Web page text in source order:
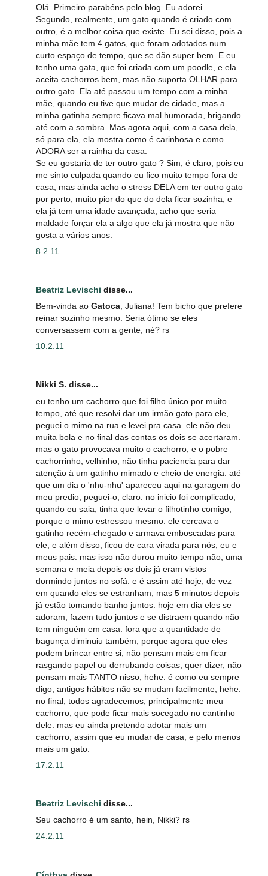
Olá. Primeiro parabéns pelo blog. Eu adorei.
Segundo, realmente, um gato quando é criado com
outro, é a melhor coisa que existe. Eu sei disso, pois a
minha mãe tem 4 gatos, que foram adotados num
curto espaço de tempo, que se dão super bem. E eu
tenho uma gata, que foi criada com um poodle, e ela
aceita cachorros bem, mas não suporta OLHAR para
outro gato. Ela até passou um tempo com a minha
mãe, quando eu tive que mudar de cidade, mas a
minha gatinha sempre ficava mal humorada, brigando
até com a sombra. Mas agora aqui, com a casa dela,
só para ela, ela mostra como é carinhosa e como
ADORA ser a rainha da casa.
Se eu gostaria de ter outro gato ? Sim, é claro, pois eu
me sinto culpada quando eu fico muito tempo fora de
casa, mas ainda acho o stress DELA em ter outro gato
por perto, muito pior do que do dela ficar sozinha, e
ela já tem uma idade avançada, acho que seria
maldade forçar ela a algo que ela já mostra que não
gosta a vários anos.
8.2.11
Beatriz Levischi disse...
Bem-vinda ao Gatoca , Juliana! Tem bicho que prefere
reinar sozinho mesmo. Seria ótimo se eles
conversassem com a gente, né? rs
10.2.11
Nikki S. disse...
eu tenho um cachorro que foi filho único por muito
tempo, até que resolvi dar um irmão gato para ele,
peguei o mimo na rua e levei pra casa. ele não deu
muita bola e no final das contas os dois se acertaram.
mas o gato provocava muito o cachorro, e o pobre
cachorrinho, velhinho, não tinha paciencia para dar
atenção à um gatinho mimado e cheio de energia. até
que um dia o 'nhu-nhu' apareceu aqui na garagem do
meu predio, peguei-o, claro. no inicio foi complicado,
quando eu saia, tinha que levar o filhotinho comigo,
porque o mimo estressou mesmo. ele cercava o
gatinho recém-chegado e armava emboscadas para
ele, e além disso, ficou de cara virada para nós, eu e
meus pais. mas isso não durou muito tempo não, uma
semana e meia depois os dois já eram vistos
dormindo juntos no sofá. e é assim até hoje, de vez
em quando eles se estranham, mas 5 minutos depois
já estão tomando banho juntos. hoje em dia eles se
adoram, fazem tudo juntos e se distraem quando não
tem ninguém em casa. fora que a quantidade de
bagunça diminuiu também, porque agora que eles
podem brincar entre si, não pensam mais em ficar
rasgando papel ou derrubando coisas, quer dizer, não
pensam mais TANTO nisso, hehe. é como eu sempre
digo, antigos hábitos não se mudam facilmente, hehe.
no final, todos agradecemos, principalmente meu
cachorro, que pode ficar mais socegado no cantinho
dele. mas eu ainda pretendo adotar mais um
cachorro, assim que eu mudar de casa, e pelo menos
mais um gato.
17.2.11
Beatriz Levischi disse...
Seu cachorro é um santo, hein, Nikki? rs
24.2.11